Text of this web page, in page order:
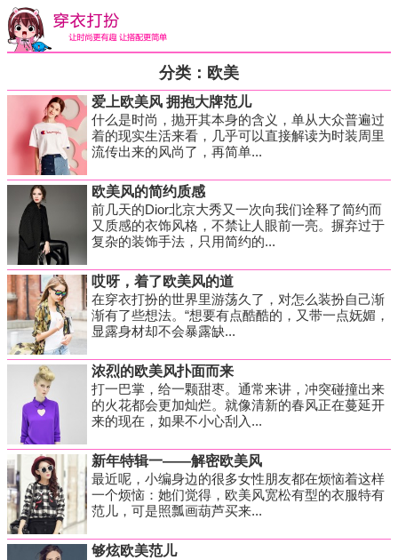
分类：欧美
爱上欧美风 拥抱大牌范儿
什么是时尚，抛开其本身的含义，单从大众普遍过
着的现实生活来看，几乎可以直接解读为时装周里
流传出来的风尚了，再简单...
欧美风的简约质感
前几天的Dior北京大秀又一次向我们诠释了简约而
又质感的衣饰风格，不禁让人眼前一亮。摒弃过于
复杂的装饰手法，只用简约的...
哎呀，着了欧美风的道
在穿衣打扮的世界里游荡久了，对怎么装扮自己渐
渐有了些想法。“想要有点酷酷的，又带一点妩媚，
显露身材却不会暴露缺...
浓烈的欧美风扑面而来
打一巴掌，给一颗甜枣。通常来讲，冲突碰撞出来
的火花都会更加灿烂。就像清新的春风正在蔓延开
来的现在，如果不小心刮入...
新年特辑一——解密欧美风
最近呢，小编身边的很多女性朋友都在烦恼着这样
一个烦恼：她们觉得，欧美风宽松有型的衣服特有
范儿，可是照瓢画葫芦买来...
够炫欧美范儿